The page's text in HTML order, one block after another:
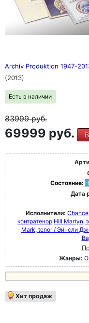
Archiv Produktion 1947-
(2013)
Есть в наличии
83999руб.
69999 руб.
Состояние:
Дата
Исполнители:
контратенор Hill Martyn,
Mark, tenor / Эйнсли
Жанры:
Хит продаж